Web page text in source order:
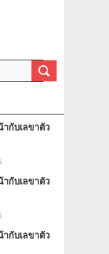
กับเลขาตัว
กับเลขาตัว
กับเลขาตัว